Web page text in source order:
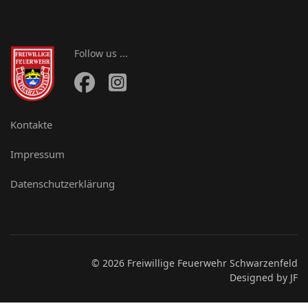
Follow us ...
Kontakte
Impressum
Datenschutzerklärung
© 2026 Freiwillige Feuerwehr Schwarzenfeld
Designed by JF